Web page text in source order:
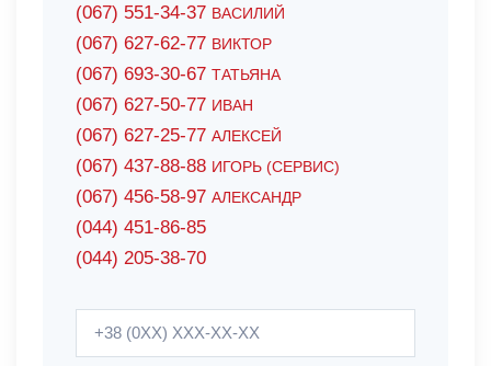
(067) 551-34-37 ВАСИЛИЙ
(067) 627-62-77 ВИКТОР
(067) 693-30-67 ТАТЬЯНА
(067) 627-50-77 ИВАН
(067) 627-25-77 АЛЕКСЕЙ
(067) 437-88-88 ИГОРЬ (СЕРВИС)
(067) 456-58-97 АЛЕКСАНДР
(044) 451-86-85
(044) 205-38-70